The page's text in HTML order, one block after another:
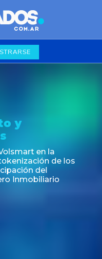
y
en la
de los
del
Inmobiliario